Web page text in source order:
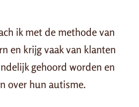
ik met de methode van
en krijg vaak van klanten
gehoord worden en
over hun autisme.